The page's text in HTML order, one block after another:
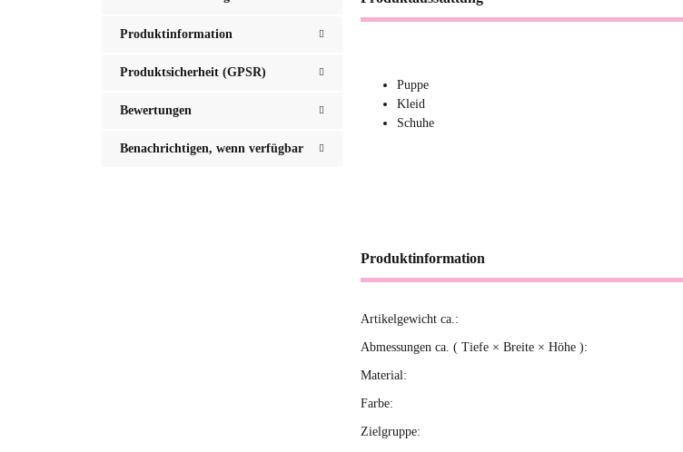
Produktinformation
Produktsicherheit (GPSR)
Bewertungen
Benachrichtigen, wenn verfügbar
Puppe
Kleid
Schuhe
Produktinformation
Produkteigenschaft
Wert
Artikelgewicht ca.:
Abmessungen ca. ( Tiefe × Breite × Höhe ):
Material:
Farbe:
Zielgruppe: